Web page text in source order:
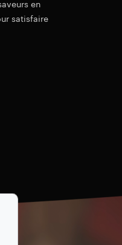
en
satisfaire